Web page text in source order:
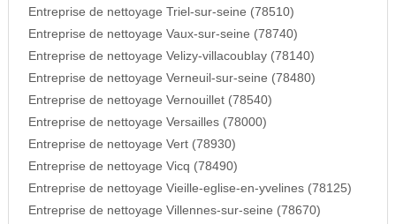
Entreprise de nettoyage Triel-sur-seine (78510)
Entreprise de nettoyage Vaux-sur-seine (78740)
Entreprise de nettoyage Velizy-villacoublay (78140)
Entreprise de nettoyage Verneuil-sur-seine (78480)
Entreprise de nettoyage Vernouillet (78540)
Entreprise de nettoyage Versailles (78000)
Entreprise de nettoyage Vert (78930)
Entreprise de nettoyage Vicq (78490)
Entreprise de nettoyage Vieille-eglise-en-yvelines (78125)
Entreprise de nettoyage Villennes-sur-seine (78670)